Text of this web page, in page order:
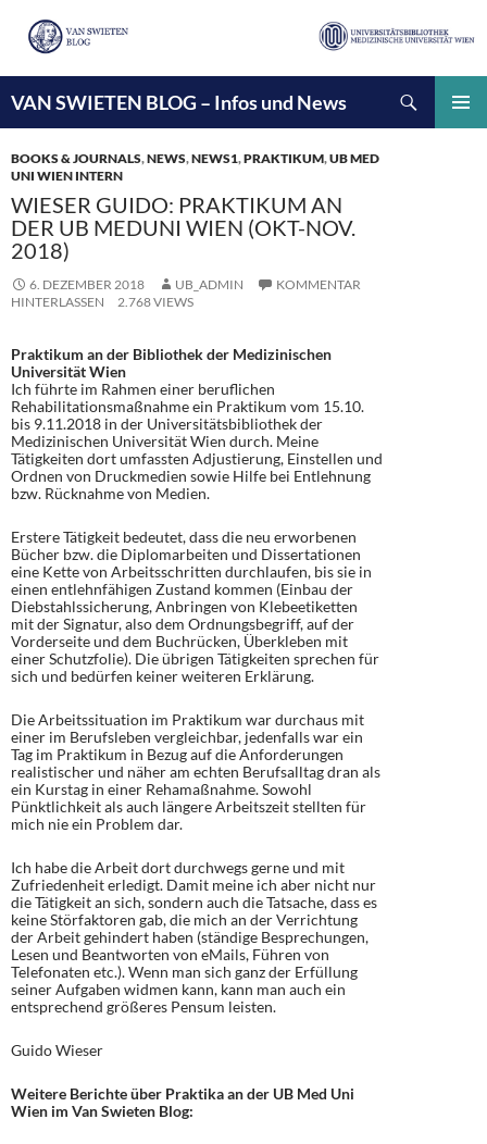
VAN SWIETEN BLOG – Infos und News
INHALT
SPRINGEN
BOOKS & JOURNALS,NEWS,NEWS1,PRAKTIKUM,UB MED
UNI WIEN INTERN
WIESER GUIDO: PRAKTIKUM AN
DER UB MEDUNI WIEN (OKT-NOV.
2018)
6. DEZEMBER 2018 UB_ADMIN
KOMMENTAR
HINTERLASSEN
2.768 VIEWS
Praktikum an der Bibliothek der Medizinischen
Universität Wien
Ich führte im Rahmen einer beruflichen
Rehabilitationsmaßnahme ein Praktikum vom 15.10.
bis 9.11.2018 in der Universitätsbibliothek der
Medizinischen Universität Wien durch. Meine
Tätigkeiten dort umfassten Adjustierung, Einstellen und
Ordnen von Druckmedien sowie Hilfe bei Entlehnung
bzw. Rücknahme von Medien.
Erstere Tätigkeit bedeutet, dass die neu erworbenen
Bücher bzw. die Diplomarbeiten und Dissertationen
eine Kette von Arbeitsschritten durchlaufen, bis sie in
einen entlehnfähigen Zustand kommen (Einbau der
Diebstahlssicherung, Anbringen von Klebeetiketten
mit der Signatur, also dem Ordnungsbegriff, auf der
Vorderseite und dem Buchrücken, Überkleben mit
einer Schutzfolie). Die übrigen Tätigkeiten sprechen für
sich und bedürfen keiner weiteren Erklärung.
Die Arbeitssituation im Praktikum war durchaus mit
einer im Berufsleben vergleichbar, jedenfalls war ein
Tag im Praktikum in Bezug auf die Anforderungen
realistischer und näher am echten Berufsalltag dran als
ein Kurstag in einer Rehamaßnahme. Sowohl
Pünktlichkeit als auch längere Arbeitszeit stellten für
mich nie ein Problem dar.
Ich habe die Arbeit dort durchwegs gerne und mit
Zufriedenheit erledigt. Damit meine ich aber nicht nur
die Tätigkeit an sich, sondern auch die Tatsache, dass es
keine Störfaktoren gab, die mich an der Verrichtung
der Arbeit gehindert haben (ständige Besprechungen,
Lesen und Beantworten von eMails, Führen von
Telefonaten etc.). Wenn man sich ganz der Erfüllung
seiner Aufgaben widmen kann, kann man auch ein
entsprechend größeres Pensum leisten.
Guido Wieser
Weitere Berichte über Praktika an der UB Med Uni
Wien im Van Swieten Blog: